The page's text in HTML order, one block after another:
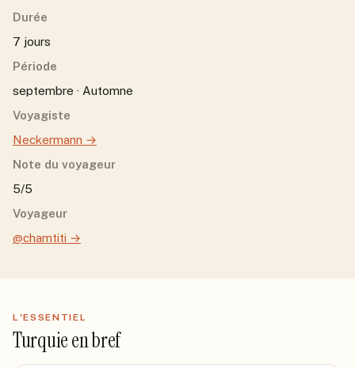
Durée
7 jours
Période
septembre · Automne
Voyagiste
Neckermann →
Note du voyageur
5/5
Voyageur
@chamtiti →
L'ESSENTIEL
Turquieen bref